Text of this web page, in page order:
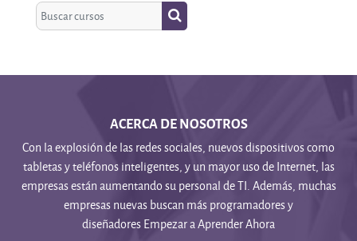
Buscar cursos
Buscar cursos
ACERCA DE NOSOTROS
Con la explosión de las redes sociales, nuevos dispositivos como
tabletas y teléfonos inteligentes, y un mayor uso de Internet, las
empresas están aumentando su personal de TI. Además, muchas
empresas nuevas buscan más programadores y
diseñadores Empezar a Aprender Ahora